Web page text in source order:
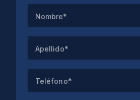
Nombre*
Apellido*
Teléfono*